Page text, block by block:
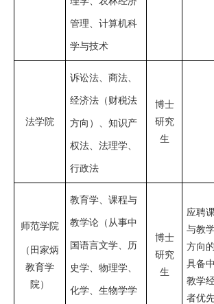
管理、计算机科
学与技术
法学院
诉讼法、商法、
经济法（财税法
方向）、知识产
权法、法理学、
行政法
博士
研究
生
师范学院
（田家炳
教育学
院）
教育学、课程与
教学论（从事中
国语言文学、历
史学、物理学、
化学、生物学学
博士
研究
生
应聘
与教
方向
具备
教学
者优